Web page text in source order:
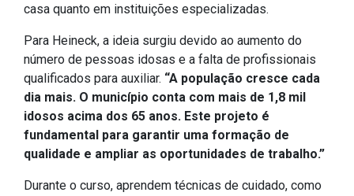
Diário Oficial (Novo)
Diário Oficial (Até 30/04)
Recursos Humanos
Processo Seletivo
Seletivo Simplificado
Concursos
Instruções Normativas
Licitações
casa quanto em instituições especializadas.
Para Heineck, a ideia surgiu devido ao aumento do
número de pessoas idosas e a falta de profissionais
qualificados para auxiliar. “A população cresce cada
dia mais. O município conta com mais de 1,8 mil
idosos acima dos 65 anos. Este projeto é
fundamental para garantir uma formação de
qualidade e ampliar as oportunidades de trabalho.”
Durante o curso, aprendem técnicas de cuidado, como